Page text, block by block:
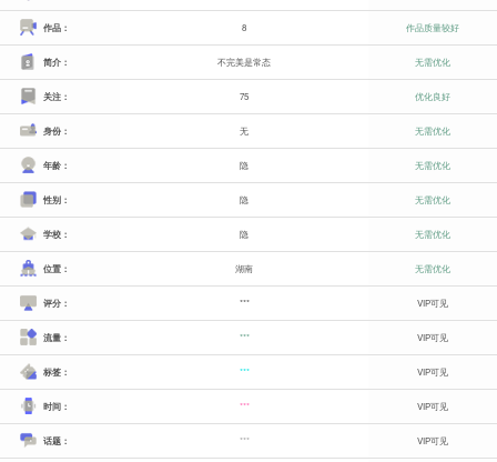
作品： 8 作品质量较好
简介： 不完美是常态 无需优化
关注： 75 优化良好
身份： 无 无需优化
年龄： 隐 无需优化
性别： 隐 无需优化
学校： 隐 无需优化
位置： 湖南 无需优化
评分： *** VIP可见
流量： *** VIP可见
标签： *** VIP可见
时间： *** VIP可见
话题： *** VIP可见